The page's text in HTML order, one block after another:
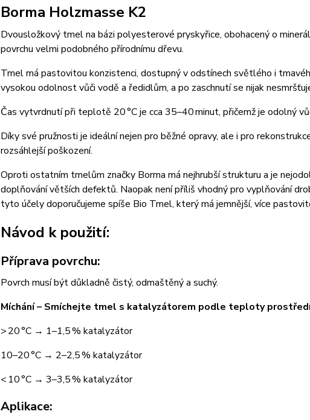
Borma Holzmasse K2
Dvousložkový tmel na bázi polyesterové pryskyřice, obohacený o
povrchu velmi podobného přírodnímu dřevu.
Tmel má pastovitou konzistenci, dostupný v odstínech světlého i
vysokou odolnost vůči vodě a ředidlům, a po zaschnutí se nijak
Čas vytvrdnutí při teplotě 20 °C je cca 35–40 minut, přičemž je odolný
Díky své pružnosti je ideální nejen pro běžné opravy, ale i pro
rozsáhlejší poškození.
Oproti ostatním tmelům značky Borma má nejhrubší strukturu a je
doplňování větších defektů. Naopak není příliš vhodný pro vyplňování
tyto účely doporučujeme spíše Bio Tmel, který má jemnější, více
Návod k použití:
Příprava povrchu:
Povrch musí být důkladně čistý, odmaštěný a suchý.
Míchání – Smíchejte tmel s katalyzátorem podle teploty
> 20 °C → 1–1,5 % katalyzátor
10–20 °C → 2–2,5 % katalyzátor
< 10 °C → 3–3,5 % katalyzátor
Aplikace: